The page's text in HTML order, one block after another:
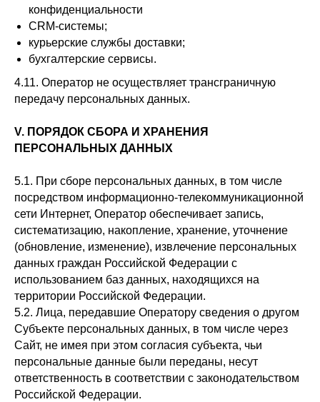
конфиденциальности
CRM-системы;
курьерские службы доставки;
бухгалтерские сервисы.
4.11. Оператор не осуществляет трансграничную
передачу персональных данных.
V. ПОРЯДОК СБОРА И ХРАНЕНИЯ
ПЕРСОНАЛЬНЫХ ДАННЫХ
5.1. При сборе персональных данных, в том числе
посредством информационно-телекоммуникационной
сети Интернет, Оператор обеспечивает запись,
систематизацию, накопление, хранение, уточнение
(обновление, изменение), извлечение персональных
данных граждан Российской Федерации с
использованием баз данных, находящихся на
территории Российской Федерации.
5.2. Лица, передавшие Оператору сведения о другом
Субъекте персональных данных, в том числе через
Сайт, не имея при этом согласия субъекта, чьи
персональные данные были переданы, несут
ответственность в соответствии с законодательством
Российской Федерации.